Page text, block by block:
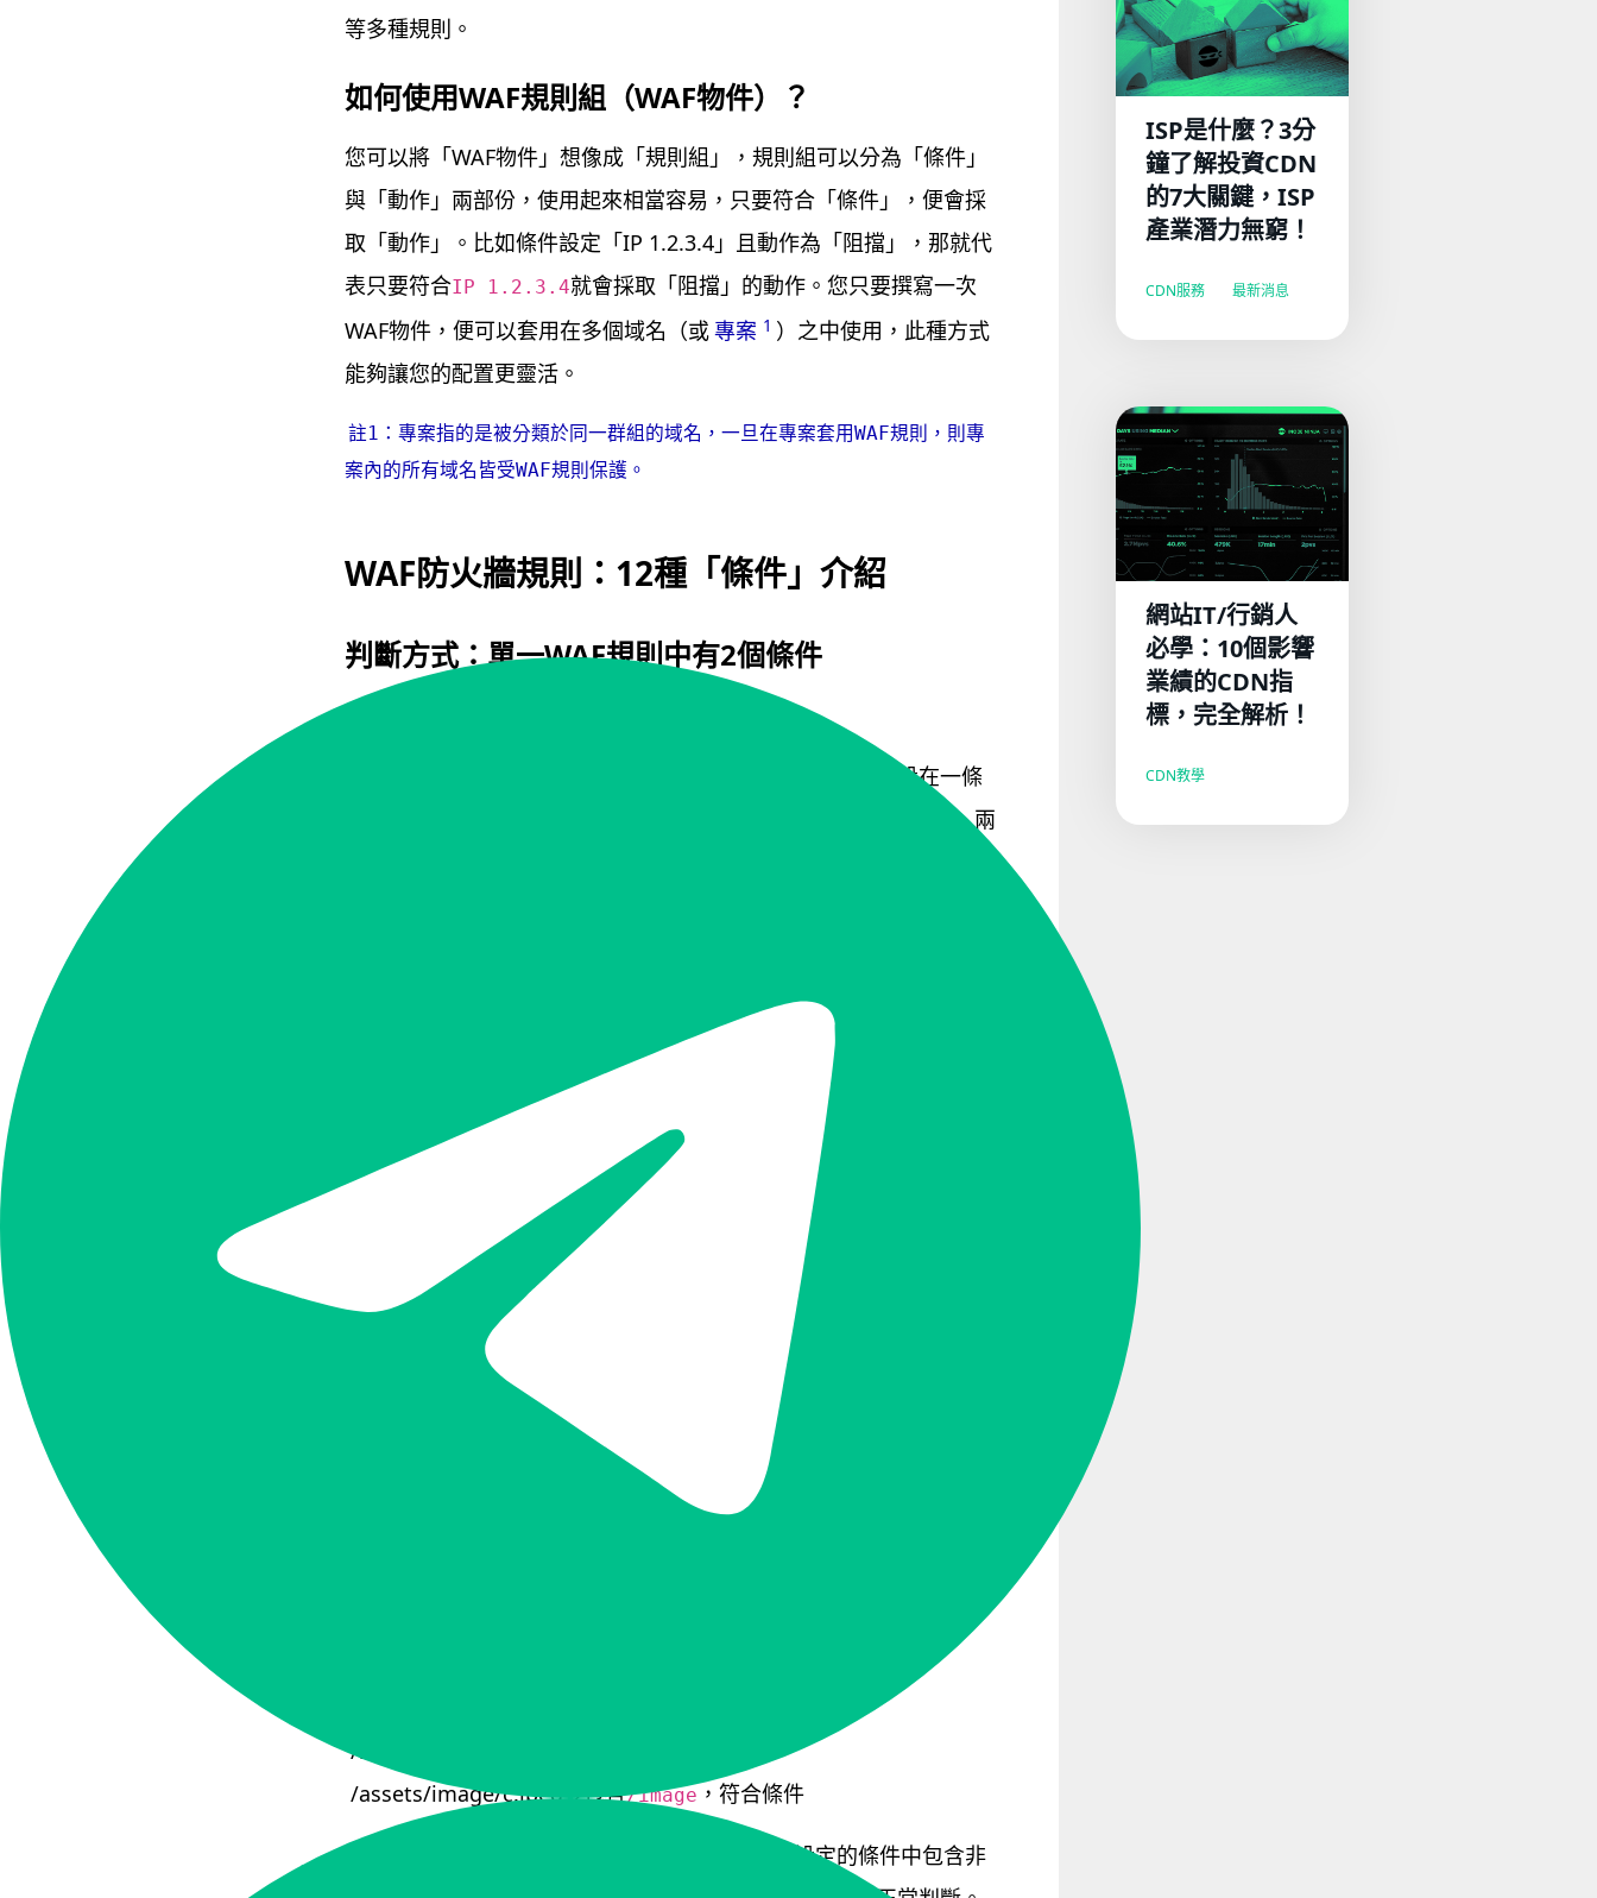
免費試用
CH EN
等多種規則。
如何使用WAF規則組（WAF物件）？
您可以將「WAF物件」想像成「規則組」，規則組可以分為「條件」
與「動作」兩部份，使用起來相當容易，只要符合「條件」，便會採
取「動作」。比如條件設定「IP 1.2.3.4」且動作為「阻擋」，那就代
表只要符合IP 1.2.3.4就會採取「阻擋」的動作。您只要撰寫一次
WAF物件，便可以套用在多個域名（或專案 1 ）之中使用，此種方式
能夠讓您的配置更靈活。
註1：專案指的是被分類於同一群組的域名，一旦在專案套用WAF規則，則專
案內的所有域名皆受WAF規則保護。
WAF防火牆規則：12種「條件」介紹
判斷方式：單一WAF規則中有2個條件
單一規則中，各個WAF條件之間的判斷方式為「and」。假設在一條
/example」兩
單一規則中，若有多重條件，可透過「換行」表示不同的條件內容，
而此時判斷的方法為「or」，假設在IP地址中設定了1.1.1.1/32以及
2.2.2.2/32．這時請求的IP只要是1.1.1.1或者是2.2.2.2都會觸發該條
件。
條件1：IP地址
使用用戶的IP地址為條件時，填寫格式為 <IP>/<netmask>
代表單一個IP；
則代表1.2.3.0 – 1.2.3.255整
使用情境：如果想要阻擋1.2.3.0/24網段的請求，可以設定動作為
Deny、條件為IP: 1.2.3.0/24的規則。
/image/b.png→包含
/assets/image/c.jpeg→包含/image ，符合條件
此項條件設定支援變數和正規表示式，不過如果設定的條件中包含非
ISP是什麼？3分
鐘了解投資CDN
的7大關鍵，ISP
產業潛力無窮！
CDN服務 最新消息
網站IT/行銷人
必學：10個影響
業績的CDN指
標，完全解析！
CDN教學